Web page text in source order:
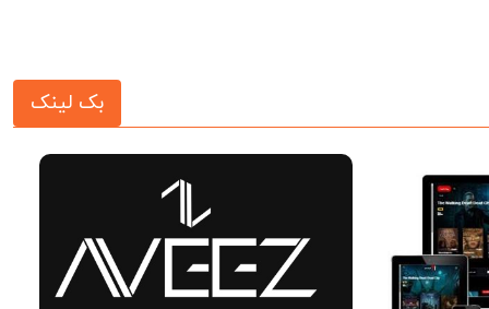
بک لینک